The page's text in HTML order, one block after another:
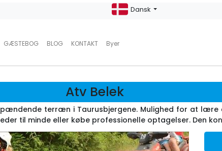
GÆSTEBOG BLOG KONTAKT Byer
Dansk
Atv Belek
terræn i Taurusbjergene. Mulighed for at
til minde eller købe professionelle optagelser. Den